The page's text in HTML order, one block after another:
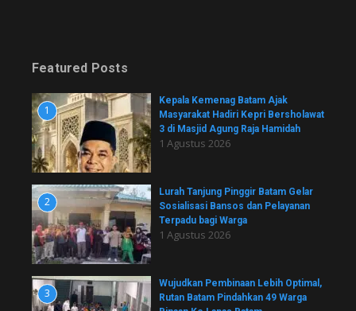
Featured Posts
1
Kepala Kemenag Batam Ajak
Masyarakat Hadiri Kepri Bersholawat
3 di Masjid Agung Raja Hamidah
1 Agustus 2026
2
Lurah Tanjung Pinggir Batam Gelar
Sosialisasi Bansos dan Pelayanan
Terpadu bagi Warga
1 Agustus 2026
3
Wujudkan Pembinaan Lebih Optimal,
Rutan Batam Pindahkan 49 Warga